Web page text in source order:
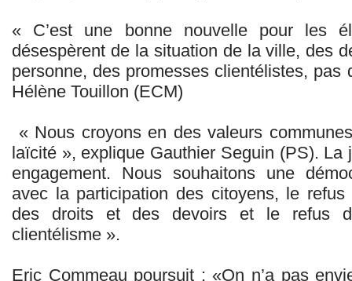
« C’est une bonne nouvelle pour les
désespèrent de la situation de la ville, des
personne, des promesses clientélistes,
Hélène Touillon (ECM)
« Nous croyons en des valeurs
laïcité », explique Gauthier Seguin (PS). La
engagement. Nous souhaitons une
avec la participation des citoyens, le refus
des droits et des devoirs et le refus
clientélisme ».
Eric Commeau poursuit : «On n’a pas